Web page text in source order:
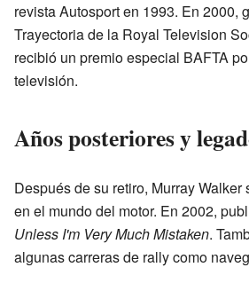
revista Autosport en 1993. En 2000,
Trayectoria de la Royal Television
recibió un premio especial BAFTA
televisión.
Años posteriores y
Después de su retiro, Murray
en el mundo del motor. En 2002,
Unless I'm Very Much Mistaken.
algunas carreras de rally como